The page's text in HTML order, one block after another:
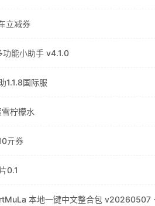
立减券
功能小助手 v4.1.0
1.1.8国际服
柠檬水
亓券
0.1
本地一键中文整合包 v20260507